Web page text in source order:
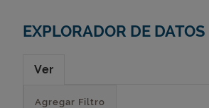
EXPLORADOR DE DATOS
Ver
Agregar Filtro